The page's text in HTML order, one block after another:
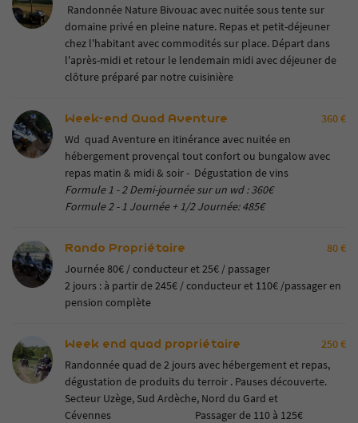
Randonnée Nature Bivouac avec nuitée sous tente sur
domaine privé en pleine nature. Repas et petit-déjeuner
chez l'habitant avec commodités sur place. Départ dans
l'après-midi et retour le lendemain midi avec déjeuner de
clôture préparé par notre cuisinière
Week-end Quad Aventure
360 €
Wd quad Aventure en itinérance avec nuitée en
hébergement provençal tout confort ou bungalow avec
repas matin & midi & soir - Dégustation de vins
Formule 1 - 2 Demi-journée sur un wd : 360€
Formule 2 - 1 Journée + 1/2 Journée: 485€
Rando Propriétaire
80 €
Journée 80€ / conducteur et 25€ / passager
2 jours : à partir de 245€ / conducteur et 110€ /passager en
pension complète
Week end quad propriétaire
250 €
Randonnée quad de 2 jours avec hébergement et repas,
dégustation de produits du terroir . Pauses découverte.
Secteur Uzège, Sud Ardèche, Nord du Gard et
Cévennes Passager de 110 à 125€